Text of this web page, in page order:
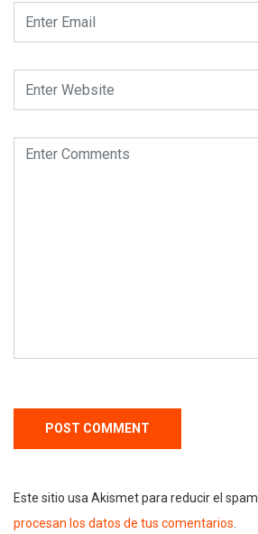
Este sitio usa Akismet para reducir el spam.
procesan los datos de tus comentarios